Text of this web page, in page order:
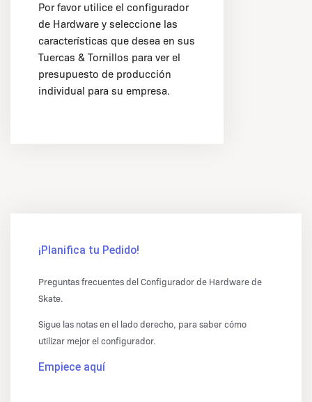
Por favor utilice el configurador
de Hardware y seleccione las
características que desea en sus
Tuercas & Tornillos para ver el
presupuesto de producción
individual para su empresa.
¡Planifica tu Pedido!
Preguntas frecuentes del Configurador de Hardware de
Skate.
Sigue las notas en el lado derecho, para saber cómo
utilizar mejor el configurador.
Empiece aquí